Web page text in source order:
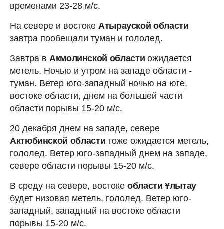
временами 23-28 м/с.
На севере и востоке Атырауской области
завтра пообещали туман и гололед.
Завтра в Акмолинской области ожидается
метель. Ночью и утром на западе области -
туман. Ветер юго-западный ночью на юге,
востоке области, днем на большей части
области порывы 15-20 м/с.
20 декабря днем на западе, севере
Актюбинской области тоже ожидается метель,
гололед. Ветер юго-западный днем на западе,
севере области порывы 15-20 м/с.
В среду на севере, востоке области Ұлытау
будет низовая метель, гололед. Ветер юго-
западный, западный на востоке области
порывы 15-20 м/с.